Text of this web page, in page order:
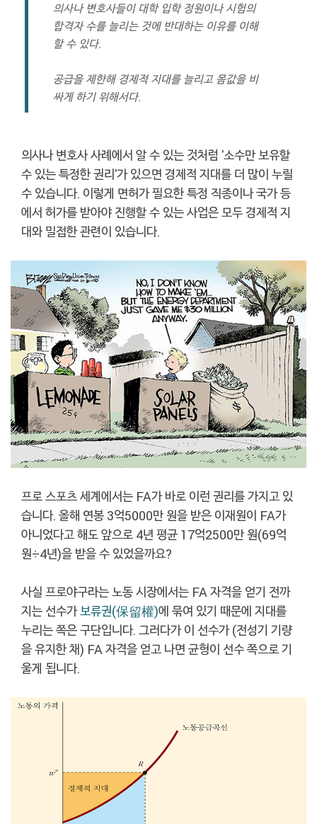
의사나 변호사들이 대학 입학 정원이나 시험의
합격자 수를 늘리는 것에 반대하는 이유를 이해
할 수 있다.
공급을 제한해 경제적 지대를 늘리고 몸값을 비
싸게 하기 위해서다.
의사나 변호사 사례에서 알 수 있는 것처럼 '소수만 보유할
수 있는 특정한 권리'가 있으면 경제적 지대를 더 많이 누릴
수 있습니다. 이렇게 면허가 필요한 특정 직종이나 국가 등
에서 허가를 받아야 진행할 수 있는 사업은 모두 경제적 지
대와 밀접한 관련이 있습니다.
프로 스포츠 세계에서는 FA가 바로 이런 권리를 가지고 있
습니다. 올해 연봉 3억5000만 원을 받은 이재원이 FA가
아니었다고 해도 앞으로 4년 평균 17억2500만 원(69억
원÷4년)을 받을 수 있었을까요?
사실 프로야구라는 노동 시장에서는 FA 자격을 얻기 전까
지는 선수가보류권(保留權)에 묶여 있기 때문에 지대를
누리는 쪽은 구단입니다. 그러다가 이 선수가 (전성기 기량
을 유지한 채) FA 자격을 얻고 나면 균형이 선수 쪽으로 기
울게 됩니다.